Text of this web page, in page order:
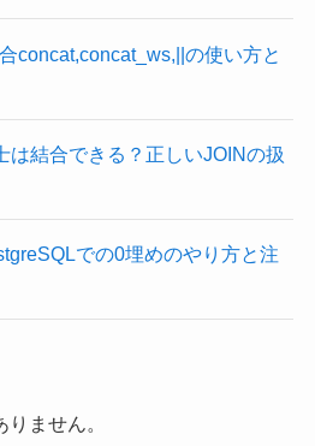
concat,concat_ws,||の使い方と
は結合できる？正しいJOINの扱
での0埋めのやり方と注
ません。